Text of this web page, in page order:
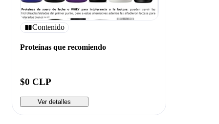
Contenido
Proteínas que recomiendo
$0 CLP
Ver detalles